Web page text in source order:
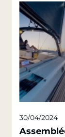
30/04/2024